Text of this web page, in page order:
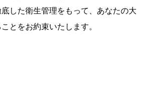
した衛生管理をもって、あなたの大
とをお約束いたします。